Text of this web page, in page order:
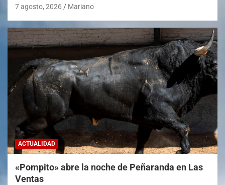
7 agosto, 2026 Mariano
ACTUALIDAD
«Pompito» abre la noche de Peñaranda en Las
Ventas